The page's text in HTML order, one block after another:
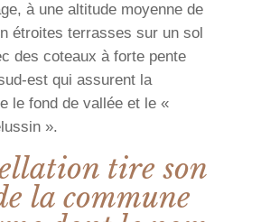
à une altitude moyenne de
étroites terrasses sur un sol
des coteaux à forte pente
est qui assurent la
le fond de vallée et le «
».
tire son
la commune